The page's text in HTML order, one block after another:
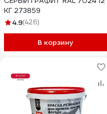
КГ 273859
4.9(426)
В корзину